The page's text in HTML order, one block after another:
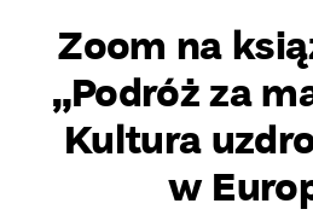
Zoom na
„Podróż za
Kultura
w